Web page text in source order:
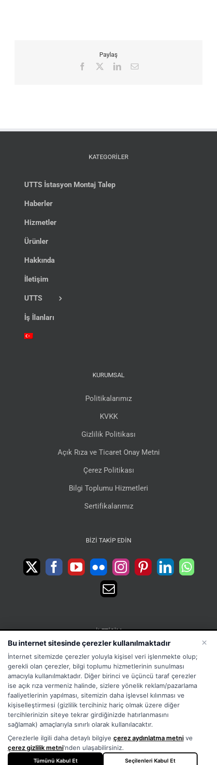
Paylaş
Facebook LinkedIn
E-
KATEGORİLER
UTTS İstasyon Montaj Talep
Haberler
Hizmetler
Ürünler
Hakkında
İletişim
UTTS
İş İlanları
KURUMSAL
Politikalarımız
KVKK
Gizlilik Politikası
Açık Rıza ve Ticaret Onay Metni
Çerez Politikası
Bilgi Toplumu Hizmetleri
Sertifikalarımız
BIZI TAKIP EDIN
İLETIŞIM
15 Temmuz Mah. 1468 Sok. No:5 Güneşli Bağcılar
İstanbul Türkiye
Phone:Merkez:+902126563010 Destek:+908502228722
WhatsApp:+905333867971
Fax:+902126563005
Email:info@tora.com.tr
Web:TORA
×
Bu internet sitesinde çerezler kullanılmaktadır
İnternet sitemizde çerezler yoluyla kişisel veri işlenmekte olup;
gerekli olan çerezler, bilgi toplumu hizmetlerinin sunulması
amacıyla kullanılmaktadır. Diğer birinci ve üçüncü taraf çerezler
ise açık rıza vermeniz halinde, sizlere yönelik reklam/pazarlama
faaliyetlerinin yapılması, sitemizin daha işlevsel kılınması ve
kişiselleştirmesi (gizlilik tercihiniz hariç olmak üzere diğer
tercihlerinizin siteye tekrar girdiğinizde hatırlanmasını
sağlamak) amaçlarıyla sınırlı olarak kullanılacaktır.
Çerezlerle ilgili daha detaylı bilgiye çerez aydınlatma metni ve
çerez gizlilik metni'nden ulaşabilirsiniz.
Tümünü Kabul Et Seçilenleri Kabul Et